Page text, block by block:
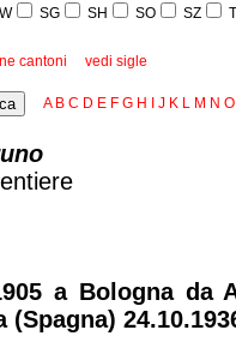
SG SH SO SZ
cantoni vedi sigle
A B C D E F G H J K L M N O
a Bologna da
(Spagna)